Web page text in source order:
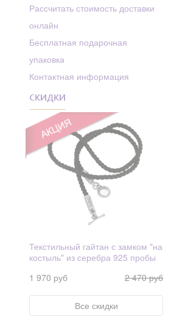
Родолит
Рубин
Сапфир
Сапфир Фианит
Swarovski
Сапфиры
Стекло
Стразы
Танзанит
Текстиль
Фианит
Фианит Swarovski
Фианит Swarovski
Жемчуг
Алексей
Алексий (Алексей)
Алиса
Амос
Анастасий
Анастасия
Анатолий
Ангел Хранитель
Ангелина
Ангелина (Анжела,
Анжелика)
Андрей
Андрониковская
Рассчитать стоимость доставки
онлайн
Бесплатная подарочная
упаковка
Контактная информация
СКИДКИ
Текстильный гайтан с замком "на
костыль" из серебра 925 пробы
1 970 руб
2 470 руб
Все скидки